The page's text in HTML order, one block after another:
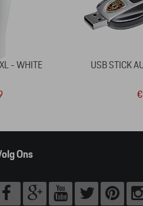
XL - WHITE USB STICK
Ons